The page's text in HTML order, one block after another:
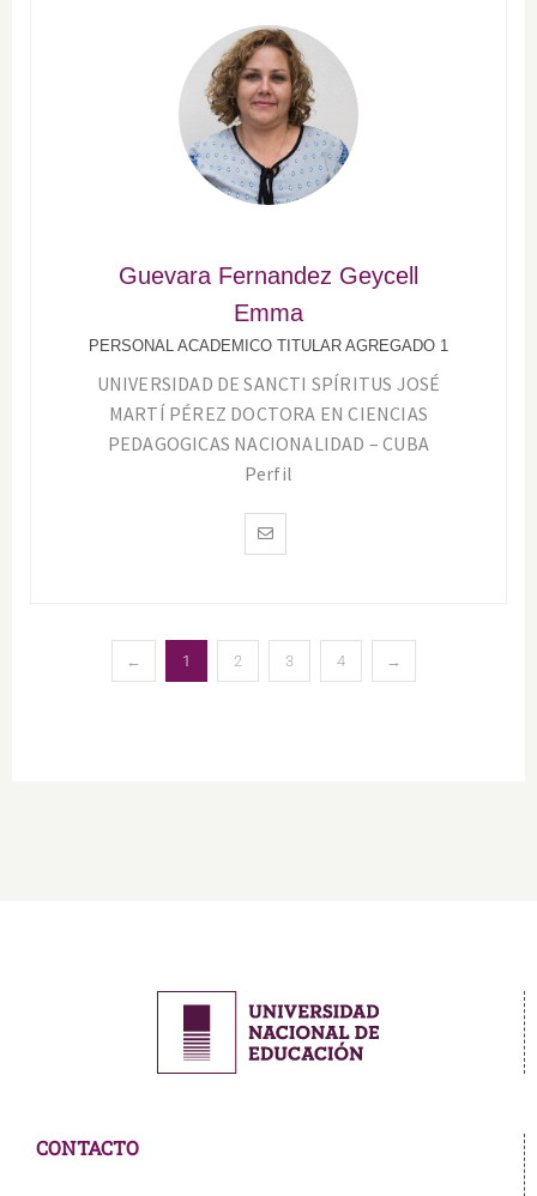
Guevara Fernandez Geycell
Emma
PERSONAL ACADEMICO TITULAR AGREGADO 1
UNIVERSIDAD DE SANCTI SPÍRITUS JOSÉ
MARTÍ PÉREZ DOCTORA EN CIENCIAS
PEDAGOGICAS NACIONALIDAD – CUBA
Perfil
← 1 2 3 4 →
CONTACTO